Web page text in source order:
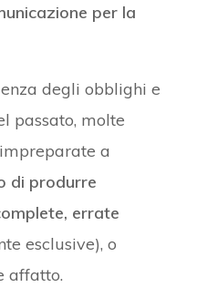
per la
degli obblighi e
passato, molte
a
di produrre
errate
esclusive), o
affatto.